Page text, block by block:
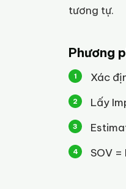
tương tự.
Phương
Xác
Lấy
SOV